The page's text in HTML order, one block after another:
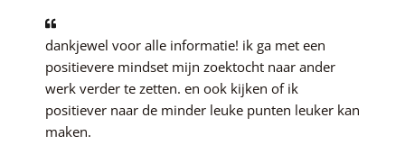
dankjewel voor alle informatie! ik ga met een
positievere mindset mijn zoektocht naar ander
werk verder te zetten. en ook kijken of ik
positiever naar de minder leuke punten leuker kan
maken.